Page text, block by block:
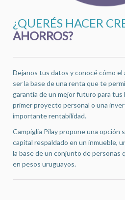
¿QUERÉS HACER
AHORROS?
Dejanos tus datos y conocé cómo
ser la base de una renta que te
garantía de un mejor futuro para
primer proyecto personal o una
importante rentabilidad.
Campiglia Pilay propone una opción
capital respaldado en un inmueble,
la base de un conjunto de personas
en pesos uruguayos.